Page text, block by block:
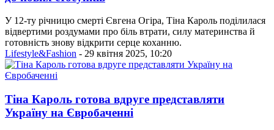
У 12-ту річницю смерті Євгена Огіра, Тіна Кароль поділилася
відвертими роздумами про біль втрати, силу материнства й
готовність знову відкрити серце коханню.
Lifestyle&Fashion - 29 квітня 2025, 10:20
Тіна Кароль готова вдруге представляти
Україну на Євробаченні